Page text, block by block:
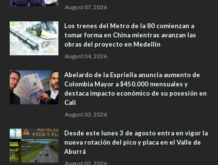
August 07, 2026
Los trenes del Metro de la 80 comienzan a
tomar forma en China mientras avanzan las
obras del proyecto en Medellín
August 04, 2026
Abelardo de la Espriella anuncia aumento de
Colombia Mayor a $450.000 mensuales y
destaca impacto económico de su posesión en
Cali
August 03, 2026
Desde este lunes 3 de agosto entra en vigor la
nueva rotación del pico y placa en el Valle de
Aburrá
August 02, 2026